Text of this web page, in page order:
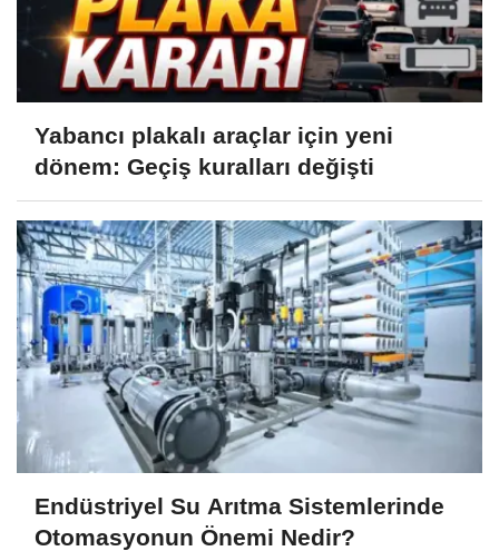
Yabancı plakalı araçlar için yeni
dönem: Geçiş kuralları değişti
Endüstriyel Su Arıtma Sistemlerinde
Otomasyonun Önemi Nedir?